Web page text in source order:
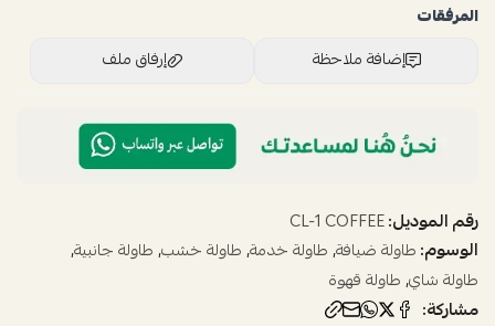
المرفقات
إضافة ملاحظة
إرفاق ملف
اسحب و افلت الملف هنا
رقم الموديل:CL-1 COFFEE
الوسوم:طاولة ضيافة,طاولة خدمة,طاولة خشب,طاولة جانبية,
طاولة شاي,طاولة قهوة
مشاركة: